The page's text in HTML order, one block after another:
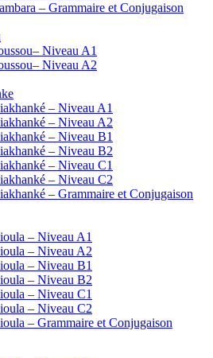
– Grammaire et Conjugaison
Niveau A1
Niveau A2
– Niveau A1
– Niveau A2
– Niveau B1
– Niveau B2
– Niveau C1
– Niveau C2
– Grammaire et Conjugaison
– Niveau A1
– Niveau A2
– Niveau B1
– Niveau B2
– Niveau C1
– Niveau C2
– Grammaire et Conjugaison